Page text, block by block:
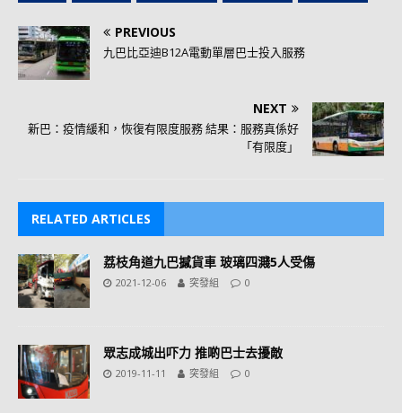
PREVIOUS
九巴比亞迪B12A電動單層巴士投入服務
NEXT
新巴：疫情緩和，恢復有限度服務 結果：服務真係好
「有限度」
RELATED ARTICLES
荔枝角道九巴撼貨車 玻璃四濺5人受傷
2021-12-06 突發組 0
眾志成城出吓力 推啲巴士去擾敵
2019-11-11 突發組 0